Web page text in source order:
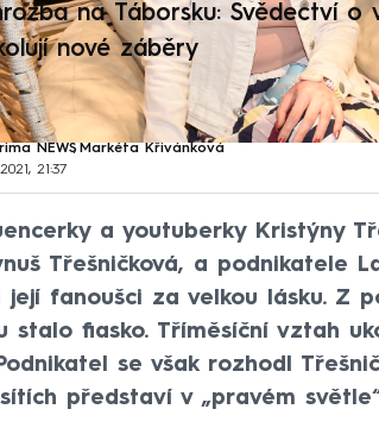
na Táborsku: Svědectví o
nové záběry
NEWS, Markéta Křivánková
21:37
a youtuberky Kristýny
Třešničková, a podnikatele
její fanoušci za velkou lásku. Z
stalo fiasko. Tříměsíční vztah
se však rozhodl
představí v „pravém